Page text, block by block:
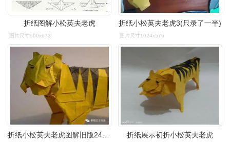
折纸图解小松英夫老虎
图片尺寸500x673
折纸小松英夫老虎3(只录了一半)
图片尺寸1024x576
折纸展示初折小松英夫老虎